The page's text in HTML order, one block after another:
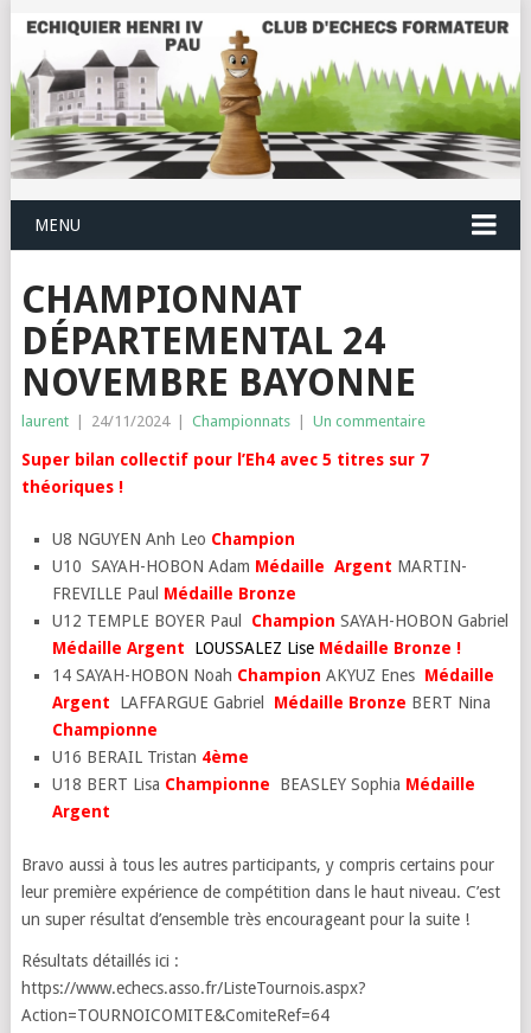
MENU
CHAMPIONNAT
DÉPARTEMENTAL 24
NOVEMBRE BAYONNE
laurent 24/11/2024 Championnats Un commentaire
Super bilan collectif pour l’Eh4 avec 5 titres sur 7
théoriques !
U8 NGUYEN Anh Leo Champion
U10 SAYAH-HOBON Adam Médaille Argent MARTIN-
FREVILLE Paul Médaille Bronze
U12 TEMPLE BOYER Paul Champion SAYAH-HOBON Gabriel
Médaille Argent LOUSSALEZ Lise Médaille Bronze !
14 SAYAH-HOBON Noah Champion AKYUZ Enes Médaille
Argent
LAFFARGUE Gabriel Médaille Bronze BERT Nina
Championne
U16 BERAIL Tristan 4ème
U18 BERT Lisa Championne BEASLEY Sophia Médaille
Argent
Bravo aussi à tous les autres participants, y compris certains pour
leur première expérience de compétition dans le haut niveau. C’est
un super résultat d’ensemble très encourageant pour la suite !
Résultats détaillés ici :
https://www.echecs.asso.fr/ListeTournois.aspx?
Action=TOURNOICOMITE&ComiteRef=64